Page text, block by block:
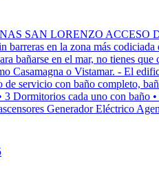
SAN LORENZO ACCESO
en la zona más
bañarse en el mar, no tienes
Casamagna o Vistamar. - El
de servicio con baño completo,
Dormitorios cada uno con baño
Generador Eléctrico